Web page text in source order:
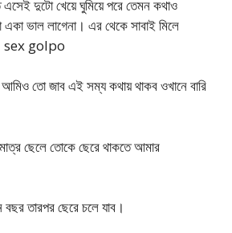
দুটো খেয়ে ঘুমিয়ে পরে তেমন কথাও
ভাল লাগেনা। এর থেকে সাবাই মিলে
sex golpo
আমিও তো জাব এই সম্য কথায় থাকব ওখানে বারি
ছেলে তোকে ছেরে থাকতে আমার
তারপর ছেরে চলে যাব।